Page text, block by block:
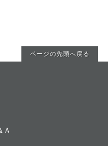
ページの先頭へ戻る
Ａ